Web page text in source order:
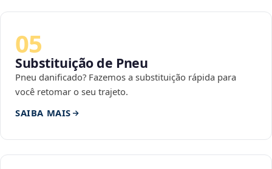
05
Substituição de Pneu
Pneu danificado? Fazemos a substituição rápida para
você retomar o seu trajeto.
SAIBA MAIS